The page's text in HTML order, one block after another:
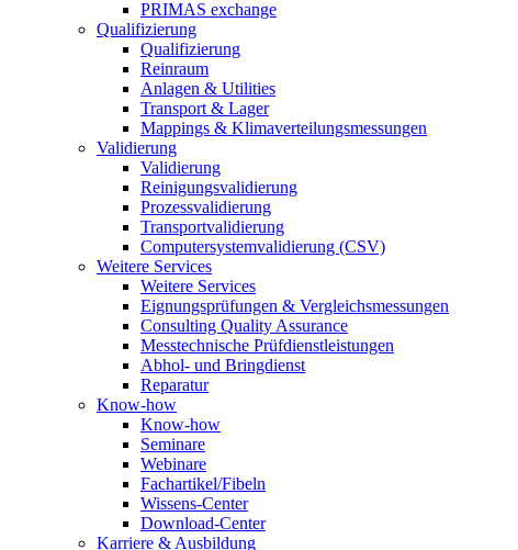
PRIMAS exchange
Qualifizierung
Qualifizierung
Reinraum
Anlagen & Utilities
Transport & Lager
Mappings & Klimaverteilungsmessungen
Validierung
Validierung
Reinigungsvalidierung
Prozessvalidierung
Transportvalidierung
Computersystemvalidierung (CSV)
Weitere Services
Weitere Services
Eignungsprüfungen & Vergleichsmessungen
Consulting Quality Assurance
Messtechnische Prüfdienstleistungen
Abhol- und Bringdienst
Reparatur
Know-how
Know-how
Seminare
Webinare
Fachartikel/Fibeln
Wissens-Center
Download-Center
Karriere & Ausbildung